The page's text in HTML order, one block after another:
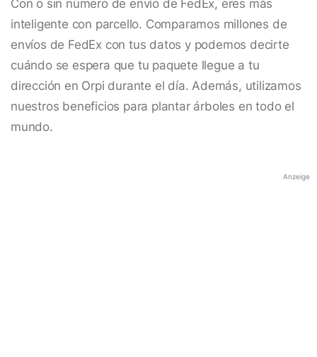
Con o sin número de envío de FedEx, eres más
inteligente con parcello. Comparamos millones de
envíos de FedEx con tus datos y podemos decirte
cuándo se espera que tu paquete llegue a tu
dirección en Orpi durante el día. Además, utilizamos
nuestros beneficios para plantar árboles en todo el
mundo.
Anzeige